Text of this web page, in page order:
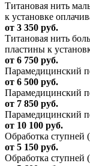
Титановая нить
к установке
от 3 350 руб.
Титановая нить
пластины к
от 6 750 руб.
Парамедицинский
от 6 500 руб.
Парамедицинский
от 7 850 руб.
Парамедицинский
от 10 100 руб.
Обработка ступней
от 5 150 руб.
Обработка ступней